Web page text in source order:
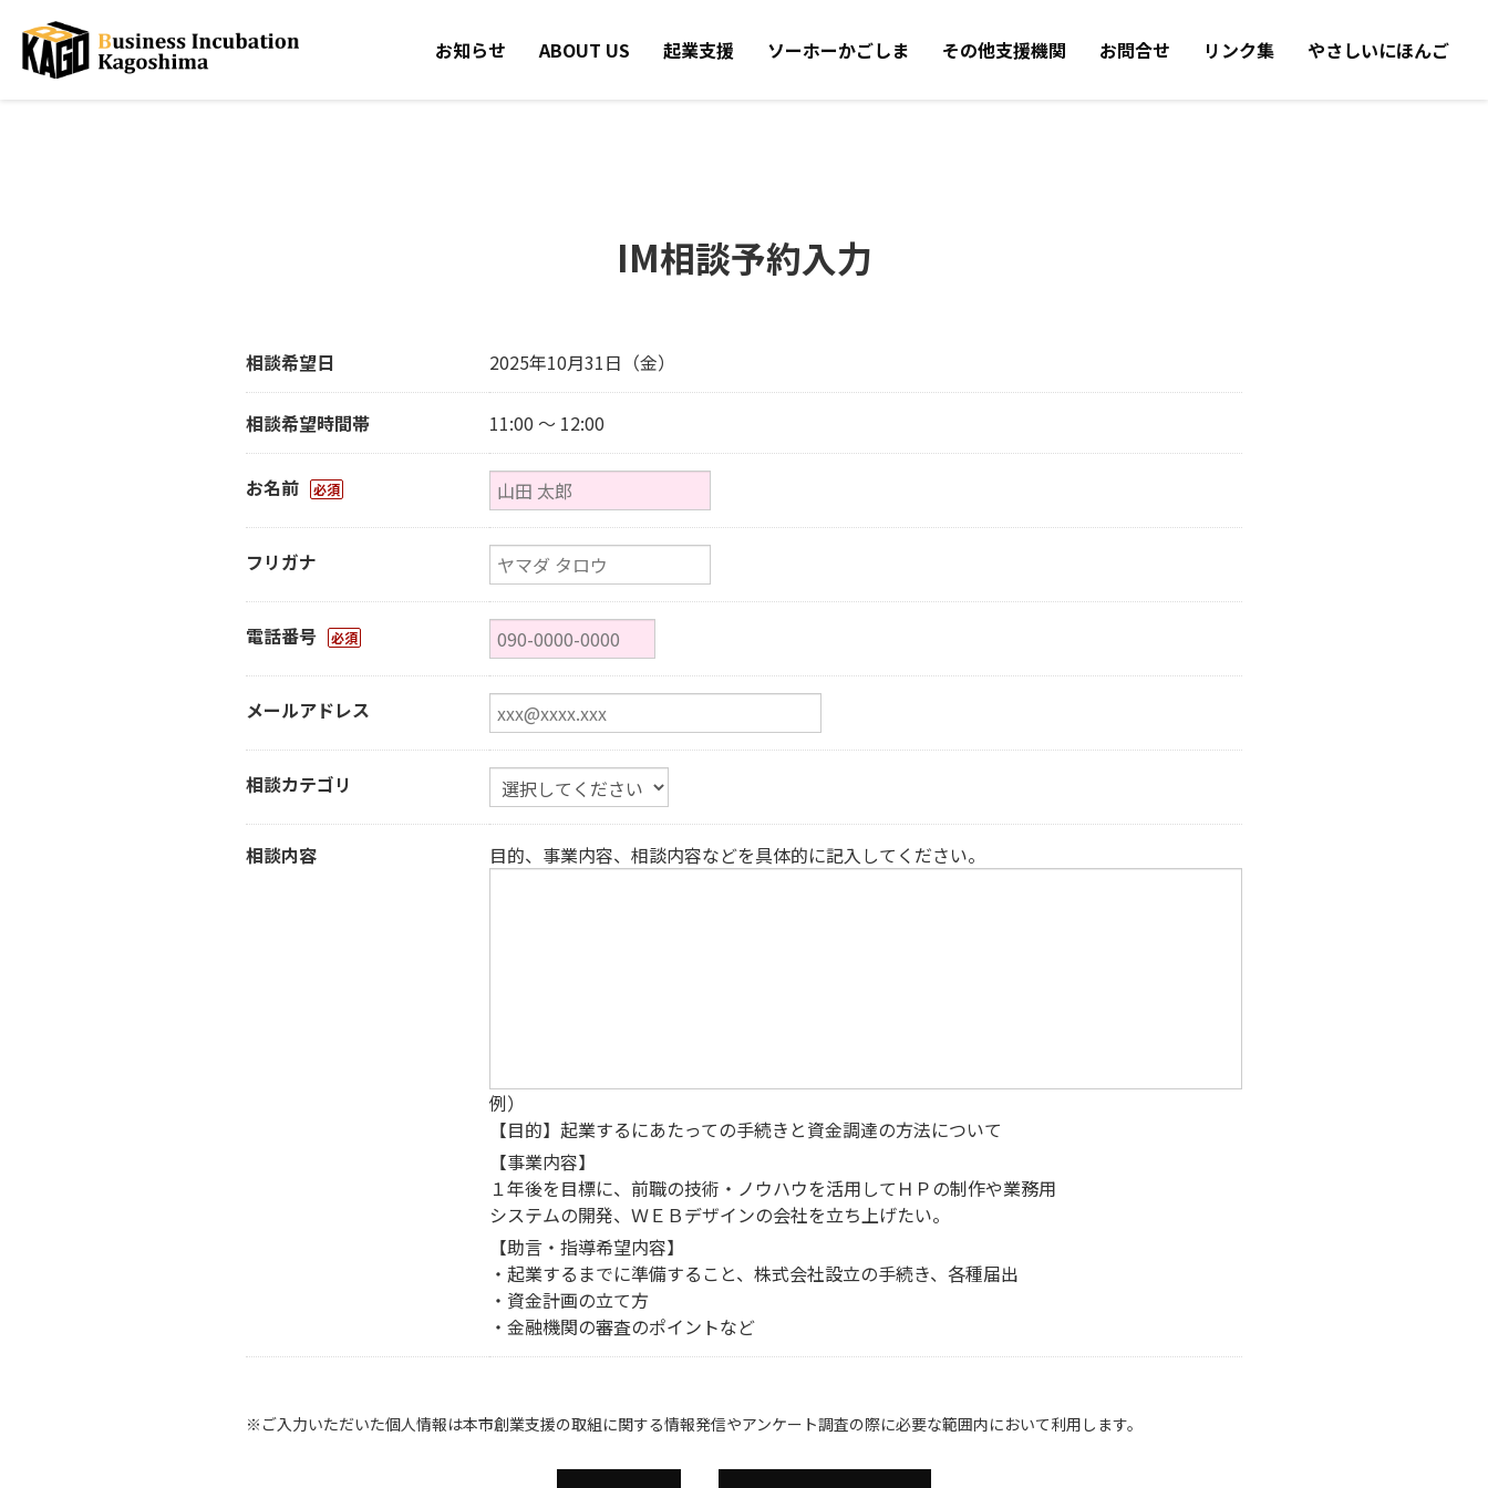
お知らせ ABOUT US 起業支援 ソーホーかごしま その他支援機関 お問合せ リンク集 やさしいにほんご
IM相談予約入力
相談希望日 2025年10月31日（金）
相談希望時間帯 11:00 ～ 12:00
お名前 必須
フリガナ
電話番号 必須
メールアドレス
相談カテゴリ
相談内容 目的、事業内容、相談内容などを具体的に記入してください。
例）
【目的】起業するにあたっての手続きと資金調達の方法について
【事業内容】
１年後を目標に、前職の技術・ノウハウを活用してＨＰの制作や業務用
システムの開発、ＷＥＢデザインの会社を立ち上げたい。
【助言・指導希望内容】
・起業するまでに準備すること、株式会社設立の手続き、各種届出
・資金計画の立て方
・金融機関の審査のポイントなど
※ご入力いただいた個人情報は本市創業支援の取組に関する情報発信やアンケート調査の際に必要な範囲内において利用します。